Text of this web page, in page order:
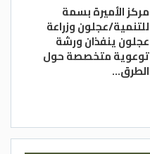
مركز الأميرة بسمة
للتنمية/عجلون وزراعة
عجلون ينفذان ورشة
توعوية متخصصة حول
الطرق…